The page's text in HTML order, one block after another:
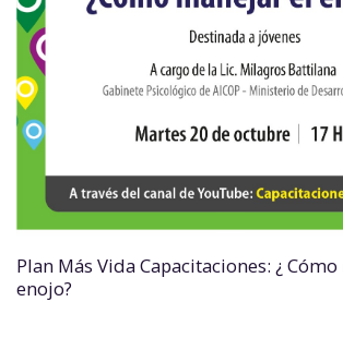
Plan Más Vida Capacitaciones: ¿
enojo?